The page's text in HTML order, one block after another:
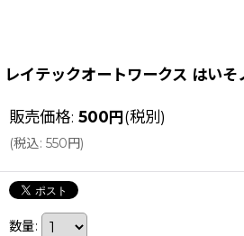
レイテックオートワークス はい
販売価格: 500円(税別)
(税込: 550円)
数量: